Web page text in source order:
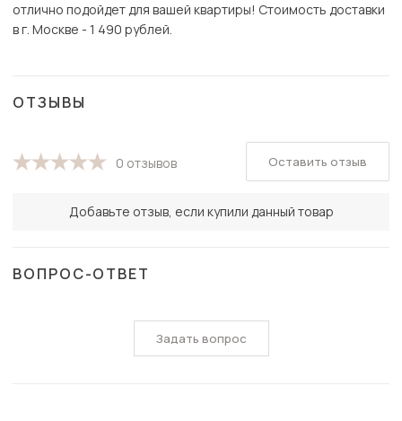
отлично подойдет для вашей квартиры! Стоимость доставки
в г. Москве - 1 490 рублей.
ОТЗЫВЫ
0 отзывов
Добавьте отзыв, если купили данный товар
Оставить отзыв
ВОПРОС-ОТВЕТ
Задать вопрос